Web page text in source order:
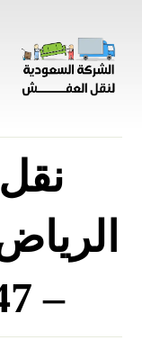
– 0540026747